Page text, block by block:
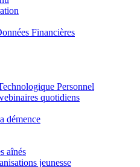
Financières
Personnel
quotidiens
démence
aînés
jeunesse